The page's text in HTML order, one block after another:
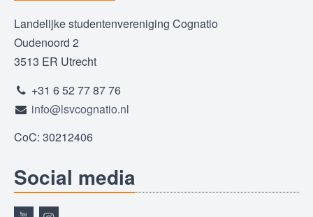
Landelijke studentenvereniging Cognatio
Oudenoord 2
3513 ER Utrecht
+31 6 52 77 87 76
info@lsvcognatio.nl
CoC: 30212406
Social media